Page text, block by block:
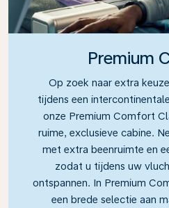
Premium
Op zoek naar extra
tijdens een
onze Premium Comfort
ruime, exclusieve cabine.
met extra beenruimte en
zodat u tijdens uw
ontspannen. In Premium
een brede selectie aan